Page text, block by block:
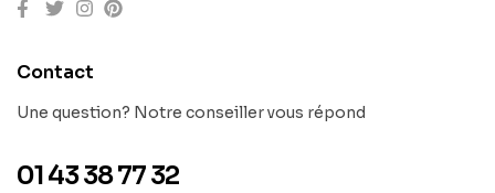
Contact
Une question? Notre conseiller vous répond
01 43 38 77 32